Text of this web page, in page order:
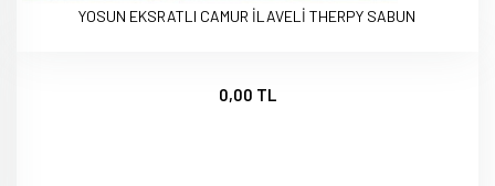
YOSUN EKSRATLI CAMUR İLAVELİ THERPY SABUN
0,00 TL